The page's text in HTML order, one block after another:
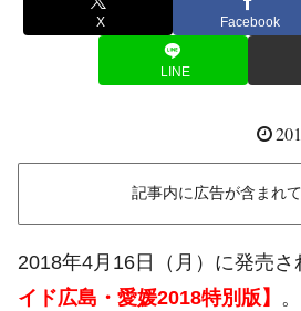
X Facebook
LINE
記事内に広告が含まれて
2018年4月16日（月）に発売さ
イド広島・愛媛2018特別版】